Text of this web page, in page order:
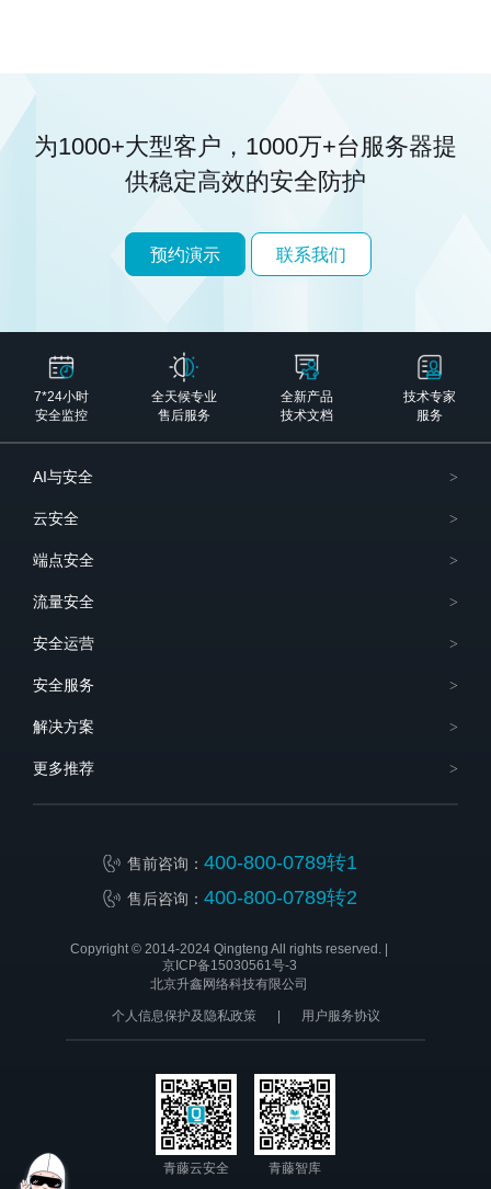
为1000+大型客户，1000万+台服务器提
供稳定高效的安全防护
预约演示 联系我们
7*24小时
安全监控
全天候专业
售后服务
全新产品
技术文档
技术专家
服务
AI与安全
云安全
端点安全
流量安全
安全运营
安全服务
解决方案
更多推荐
售前咨询： 400-800-0789转1
售后咨询： 400-800-0789转2
Copyright © 2014-2024 Qingteng All rights reserved. |
京ICP备15030561号-3
北京升鑫网络科技有限公司
个人信息保护及隐私政策 用户服务协议
青藤云安全 青藤智库